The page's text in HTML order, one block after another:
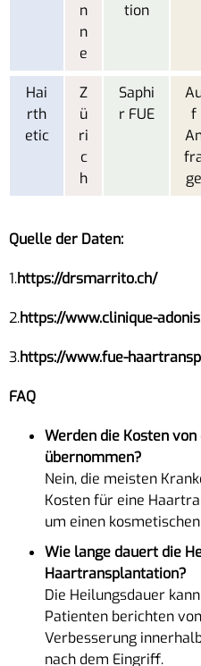
n
n
e
tion
Hai
rth
etic
Z
ü
ri
c
h
Saphi
r FUE
f
ge
Quelle der Daten:
1.https://drsmarrito.ch/
2.https://www.clinique-
3.https://www.fue-
FAQ
Werden die Kosten
übernommen?
Nein, die meisten
Kosten für eine
um einen
Wie lange dauert die
Haartransplantation?
Die Heilungsdauer
Patienten berichten
Verbesserung
nach dem Eingriff.